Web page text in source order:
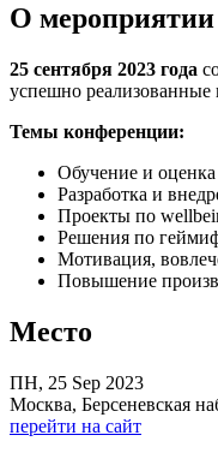
О мероприятии
25 сентября 2023 года
успешно реализованные
Темы конференции:
Обучение и
Разработка и
Проекты по
Решения по
Мотивация,
Повышение
Место
ПН, 25 Sep 2023
Москва, Берсеневская
перейти на сайт